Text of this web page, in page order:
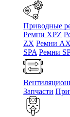
Приводные
Ремни XPZ
ZX Ремни AX
SPA Ремни
Запчасти